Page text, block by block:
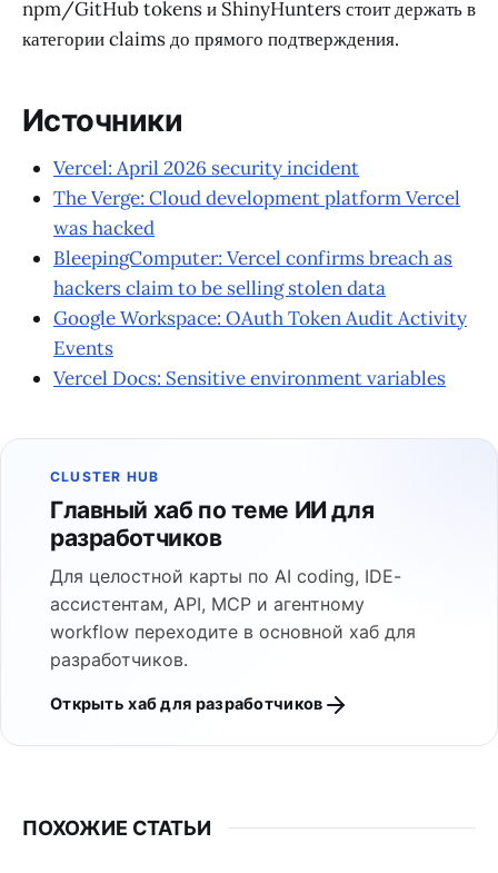
npm/GitHub tokens и ShinyHunters стоит держать в
категории claims до прямого подтверждения.
Источники
Vercel: April 2026 security incident
The Verge: Cloud development platform Vercel
was hacked
BleepingComputer: Vercel confirms breach as
hackers claim to be selling stolen data
Google Workspace: OAuth Token Audit Activity
Events
Vercel Docs: Sensitive environment variables
CLUSTER HUB
Главный хаб по теме ИИ для
разработчиков
Для целостной карты по AI coding, IDE-
ассистентам, API, MCP и агентному
workflow переходите в основной хаб для
разработчиков.
Открыть хаб для разработчиков
ПОХОЖИЕ СТАТЬИ